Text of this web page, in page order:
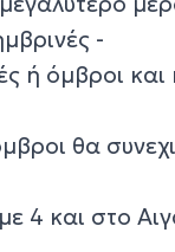
-
ή όμβροι και
θα
4 και στο